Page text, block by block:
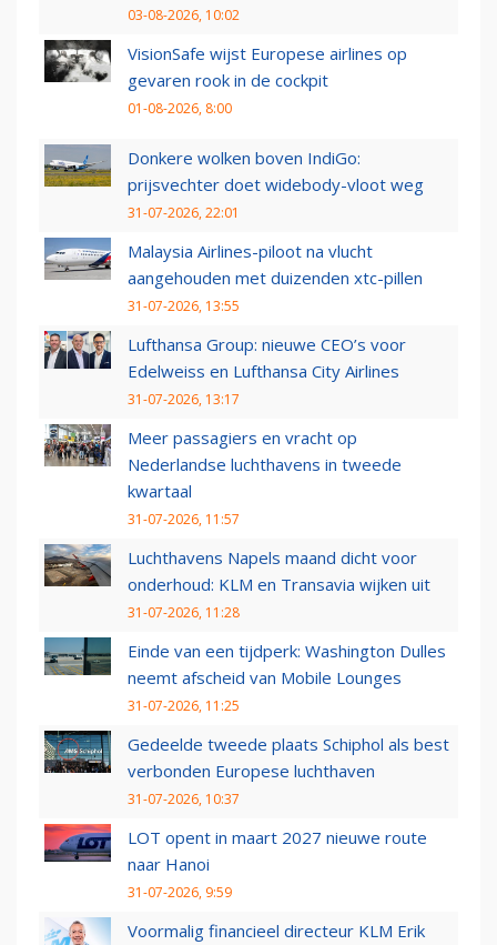
03-08-2026, 10:02
VisionSafe wijst Europese airlines op
gevaren rook in de cockpit
01-08-2026, 8:00
Donkere wolken boven IndiGo:
prijsvechter doet widebody-vloot weg
31-07-2026, 22:01
Malaysia Airlines-piloot na vlucht
aangehouden met duizenden xtc-pillen
31-07-2026, 13:55
Lufthansa Group: nieuwe CEO’s voor
Edelweiss en Lufthansa City Airlines
31-07-2026, 13:17
Meer passagiers en vracht op
Nederlandse luchthavens in tweede
kwartaal
31-07-2026, 11:57
Luchthavens Napels maand dicht voor
onderhoud: KLM en Transavia wijken uit
31-07-2026, 11:28
Einde van een tijdperk: Washington Dulles
neemt afscheid van Mobile Lounges
31-07-2026, 11:25
Gedeelde tweede plaats Schiphol als best
verbonden Europese luchthaven
31-07-2026, 10:37
LOT opent in maart 2027 nieuwe route
naar Hanoi
31-07-2026, 9:59
Voormalig financieel directeur KLM Erik